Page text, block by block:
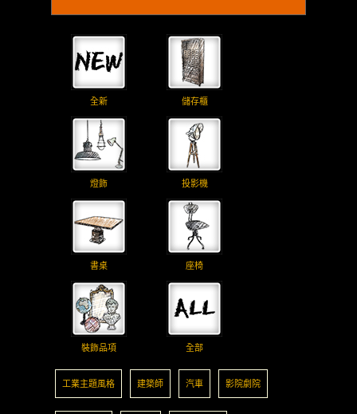
全新 儲存櫃
燈飾 投影機
書桌 座椅
裝飾品項 全部
工業主題風格 建築師 汽車 影院劇院